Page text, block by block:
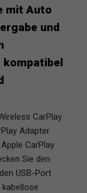
mit Auto
und
kompatibel
CarPlay
Adapter
CarPlay
Sie den
USB-Port